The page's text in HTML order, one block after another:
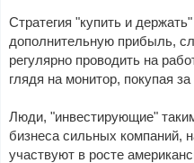
Стратегия "купить и
дополнительную прибыль,
регулярно проводить на
глядя на монитор, покупая
Люди, "инвестирующие"
бизнеса сильных компаний,
участвуют в росте